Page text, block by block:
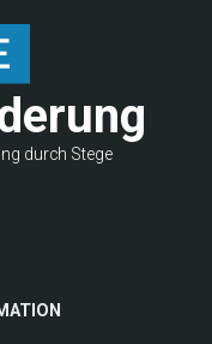
durch Stege